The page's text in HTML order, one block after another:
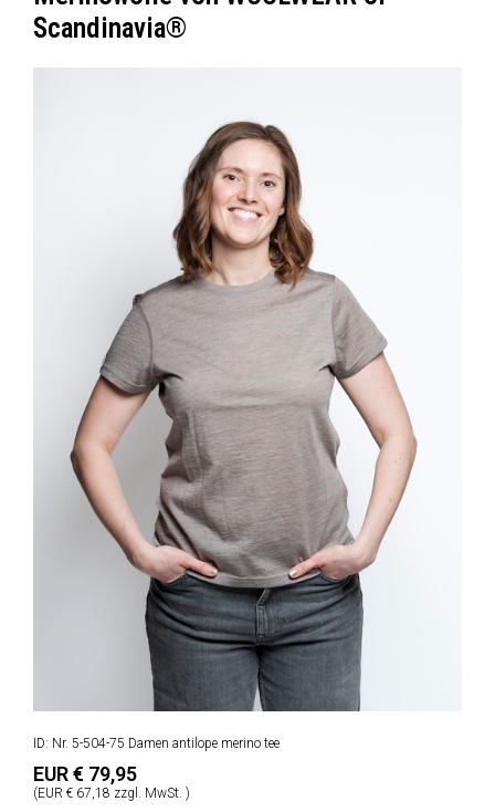
Scandinavia®
ID: Nr. 5-504-75 Damen antilope merino tee
EUR € 79,95
(EUR € 67,18 zzgl. MwSt. )